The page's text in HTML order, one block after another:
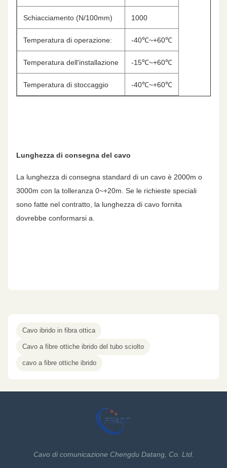
Schiacciamento (N/100mm) 1000
Temperatura di operazione: -40℃~+60℃
Temperatura dell'installazione -15℃~+60℃
Temperatura di stoccaggio -40℃~+60℃
Lunghezza di consegna del cavo
La lunghezza di consegna standard di un cavo è 2000m o
3000m con la tolleranza 0~+20m. Se le richieste speciali
sono fatte nel contratto, la lunghezza di cavo fornita
dovrebbe conformarsi a.
Cavo ibrido in fibra ottica
Cavo a fibre ottiche ibrido del tubo sciolto
cavo a fibre ottiche ibrido
Cavo di comunicazione Chengdu Datang, Co. Ltd.